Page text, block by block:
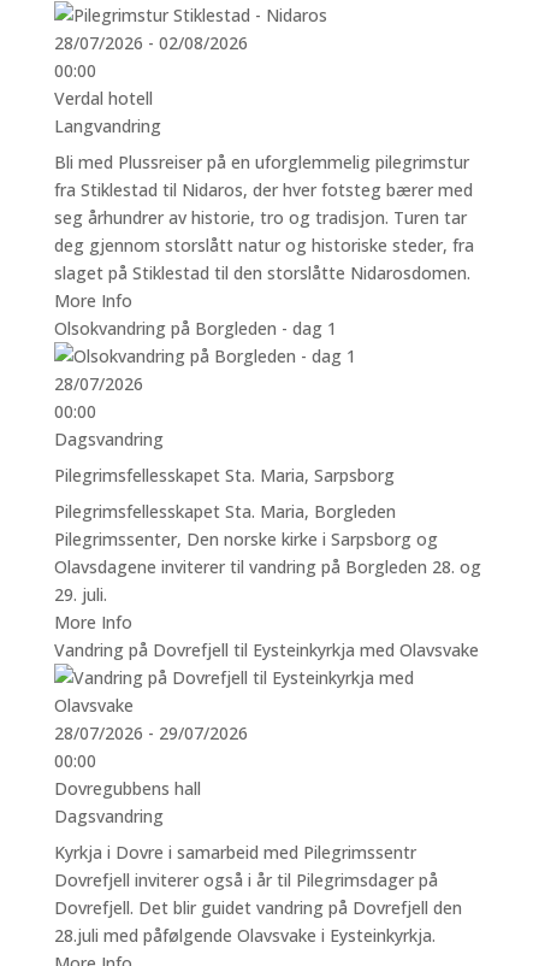
28/07/2026 - 02/08/2026
00:00
Verdal hotell
Langvandring
Bli med Plussreiser på en uforglemmelig pilegrimstur
fra Stiklestad til Nidaros, der hver fotsteg bærer med
seg århundrer av historie, tro og tradisjon. Turen tar
deg gjennom storslått natur og historiske steder, fra
slaget på Stiklestad til den storslåtte Nidarosdomen.
More Info
Olsokvandring på Borgleden - dag 1
28/07/2026
00:00
Dagsvandring
Pilegrimsfellesskapet Sta. Maria, Sarpsborg
Pilegrimsfellesskapet Sta. Maria, Borgleden
Pilegrimssenter, Den norske kirke i Sarpsborg og
Olavsdagene inviterer til vandring på Borgleden 28. og
29. juli.
More Info
Vandring på Dovrefjell til Eysteinkyrkja med Olavsvake
28/07/2026 - 29/07/2026
00:00
Dovregubbens hall
Dagsvandring
Kyrkja i Dovre i samarbeid med Pilegrimssentr
Dovrefjell inviterer også i år til Pilegrimsdager på
Dovrefjell. Det blir guidet vandring på Dovrefjell den
28.juli med påfølgende Olavsvake i Eysteinkyrkja.